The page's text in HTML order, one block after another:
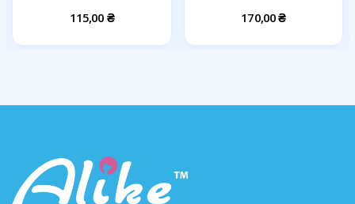
115,00 ₴ 170,00 ₴